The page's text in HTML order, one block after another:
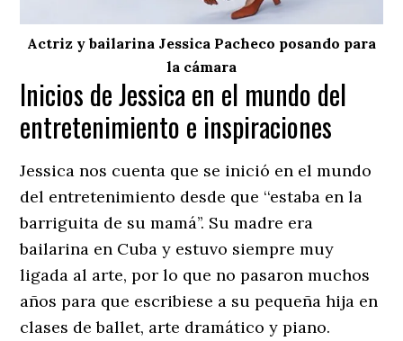
Actriz y bailarina Jessica Pacheco posando para
la cámara
Inicios de Jessica en el mundo del
entretenimiento e inspiraciones
Jessica nos cuenta que se inició en el mundo
del entretenimiento desde que ‘‘estaba en la
barriguita de su mamá’’. Su madre era
bailarina en Cuba y estuvo siempre muy
ligada al arte, por lo que no pasaron muchos
años para que escribiese a su pequeña hija en
clases de ballet, arte dramático y piano.